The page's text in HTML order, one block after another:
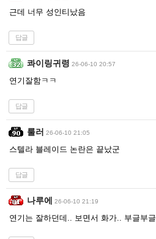
근데 너무 성인티났음
답글
콰이링귀령 26-06-10 20:57
연기잘함ㅋㅋ
답글
룰러 26-06-10 21:05
스텔라 블레이드 논란은 끝났군
답글
나루에 26-06-10 21:19
연기는 잘하던데.. 보면서 화가.. 부글부글